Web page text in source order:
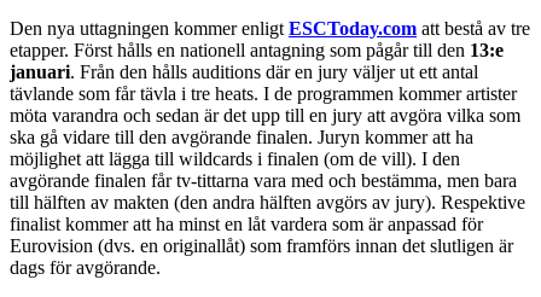
Den nya uttagningen kommer enligtESCToday.com att bestå av tre
etapper. Först hålls en nationell antagning som pågår till den 13:e
januari. Från den hålls auditions där en jury väljer ut ett antal
tävlande som får tävla i tre heats. I de programmen kommer artister
möta varandra och sedan är det upp till en jury att avgöra vilka som
ska gå vidare till den avgörande finalen. Juryn kommer att ha
möjlighet att lägga till wildcards i finalen (om de vill). I den
avgörande finalen får tv-tittarna vara med och bestämma, men bara
till hälften av makten (den andra hälften avgörs av jury). Respektive
finalist kommer att ha minst en låt vardera som är anpassad för
Eurovision (dvs. en originallåt) som framförs innan det slutligen är
dags för avgörande.